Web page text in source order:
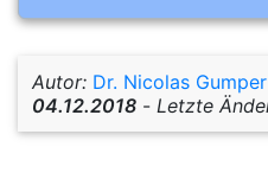
Autor: Dr. Nicolas
04.12.2018 - Letzte